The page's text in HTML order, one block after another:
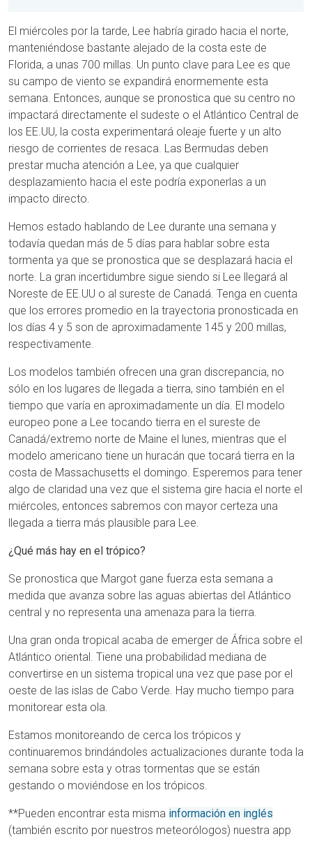
El miércoles por la tarde, Lee habría girado hacia el norte,
manteniéndose bastante alejado de la costa este de
Florida, a unas 700 millas. Un punto clave para Lee es que
su campo de viento se expandirá enormemente esta
semana. Entonces, aunque se pronostica que su centro no
impactará directamente el sudeste o el Atlántico Central de
los EE.UU, la costa experimentará oleaje fuerte y un alto
riesgo de corrientes de resaca. Las Bermudas deben
prestar mucha atención a Lee, ya que cualquier
desplazamiento hacia el este podría exponerlas a un
impacto directo.
Hemos estado hablando de Lee durante una semana y
todavía quedan más de 5 días para hablar sobre esta
tormenta ya que se pronostica que se desplazará hacia el
norte. La gran incertidumbre sigue siendo si Lee llegará al
Noreste de EE.UU o al sureste de Canadá. Tenga en cuenta
que los errores promedio en la trayectoria pronosticada en
los días 4 y 5 son de aproximadamente 145 y 200 millas,
respectivamente.
Los modelos también ofrecen una gran discrepancia, no
sólo en los lugares de llegada a tierra, sino también en el
tiempo que varía en aproximadamente un día. El modelo
europeo pone a Lee tocando tierra en el sureste de
Canadá/extremo norte de Maine el lunes, mientras que el
modelo americano tiene un huracán que tocará tierra en la
costa de Massachusetts el domingo. Esperemos para tener
algo de claridad una vez que el sistema gire hacia el norte el
miércoles, entonces sabremos con mayor certeza una
llegada a tierra más plausible para Lee.
¿Qué más hay en el trópico?
Se pronostica que Margot gane fuerza esta semana a
medida que avanza sobre las aguas abiertas del Atlántico
central y no representa una amenaza para la tierra.
Una gran onda tropical acaba de emerger de África sobre el
Atlántico oriental. Tiene una probabilidad mediana de
convertirse en un sistema tropical una vez que pase por el
oeste de las islas de Cabo Verde. Hay mucho tiempo para
monitorear esta ola.
Estamos monitoreando de cerca los trópicos y
continuaremos brindándoles actualizaciones durante toda la
semana sobre esta y otras tormentas que se están
gestando o moviéndose en los trópicos.
**Pueden encontrar esta misma información en inglés
(también escrito por nuestros meteorólogos) nuestra app